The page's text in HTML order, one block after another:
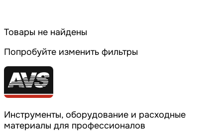
Товары не найдены
Попробуйте изменить фильтры
Инструменты, оборудование и расходные
материалы для профессионалов